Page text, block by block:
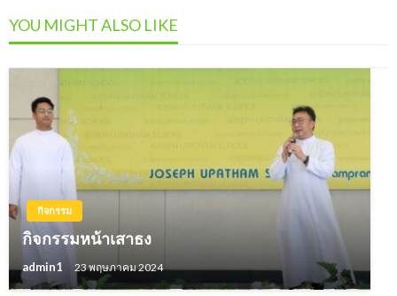
YOU MIGHT ALSO LIKE
กิจกรรม
กิจกรรมหน้าเสาธง
admin1 23 พฤษภาคม 2024